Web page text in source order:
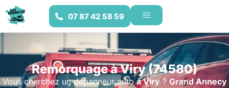
07 87 42 58 59
Remorquage à Viry (74580)
Vous cherchez un dépanneur autoà Viry? Grand Annecy